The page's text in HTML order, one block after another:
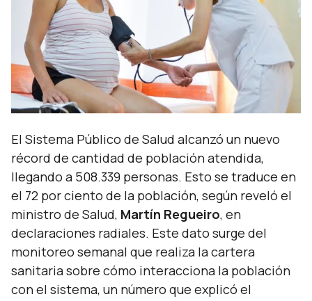
El Sistema Público de Salud alcanzó un nuevo
récord de cantidad de población atendida,
llegando a 508.339 personas. Esto se traduce en
el 72 por ciento de la población, según reveló el
ministro de Salud, Martín Regueiro, en
declaraciones radiales. Este dato surge del
monitoreo semanal que realiza la cartera
sanitaria sobre cómo interacciona la población
con el sistema, un número que explicó el